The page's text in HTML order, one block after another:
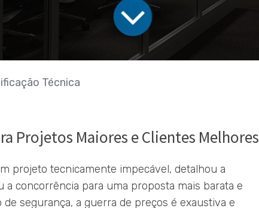
Técnica
Projetos Maiores e Clientes Melhores
projeto tecnicamente impecável, detalhou a
a concorrência para uma proposta mais barata e
segurança, a guerra de preços é exaustiva e